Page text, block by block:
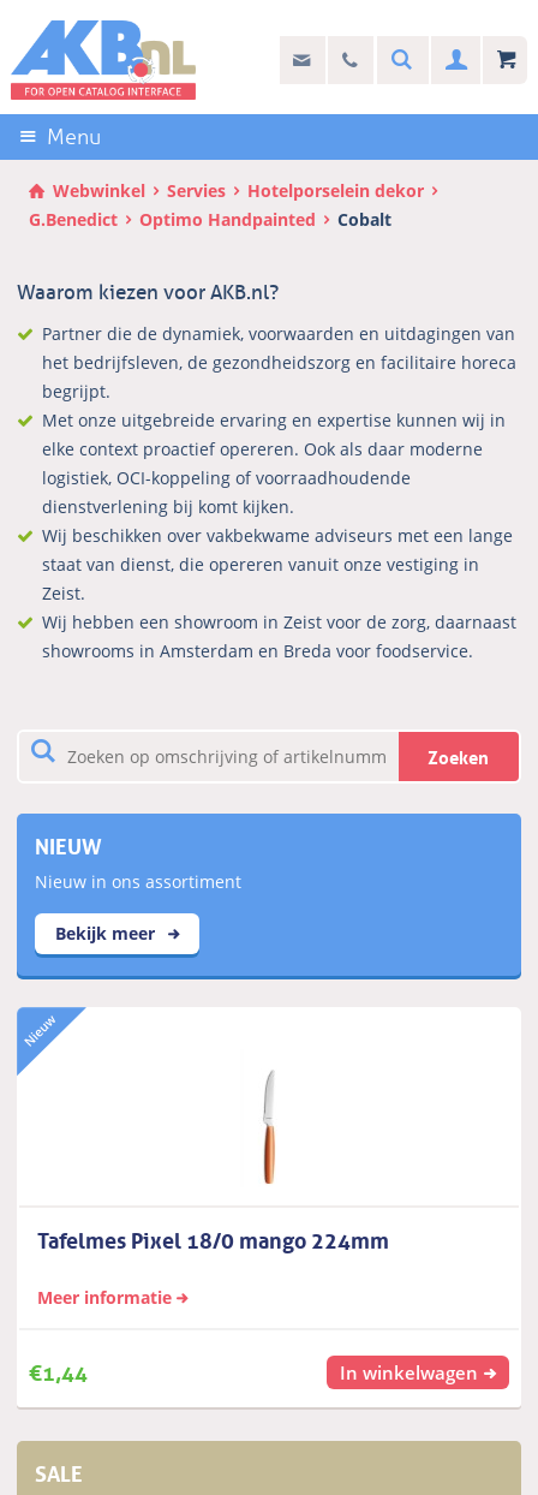
links
over
Direct
naar
de
inhoud
Direct
hoofdmenu
info@akb.nl
Stel uw vraag
030 69 50 814Search
Menu
Webwinkel Servies
Hotelporselein dekor
G.Benedict
Optimo Handpainted Cobalt
Waarom kiezen voor AKB.nl?
Partner die de dynamiek, voorwaarden en uitdagingen van
het bedrijfsleven, de gezondheidszorg en facilitaire horeca
begrijpt.
Met onze uitgebreide ervaring en expertise kunnen wij in
elke context proactief opereren. Ook als daar moderne
logistiek, OCI-koppeling of voorraadhoudende
dienstverlening bij komt kijken.
Wij beschikken over vakbekwame adviseurs met een lange
staat van dienst, die opereren vanuit onze vestiging in
Zeist.
Wij hebben een showroom in Zeist voor de zorg, daarnaast
showrooms in Amsterdam en Breda voor foodservice.
Zoeken
NIEUW
Nieuw in ons assortiment
Bekijk meer
Tafelmes Pixel 18/0 mango 224mm
Meer informatie
€1,44 In winkelwagen
SALE